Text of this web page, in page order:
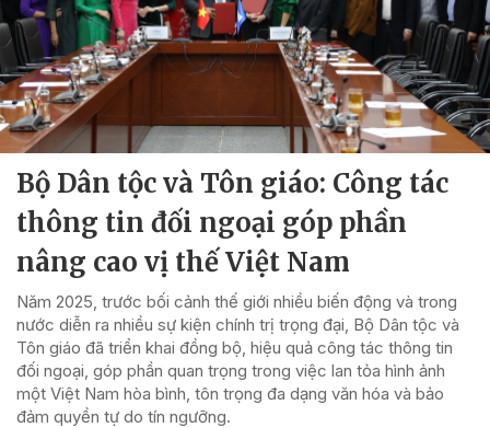
Bộ Dân tộc và Tôn giáo: Công tác
thông tin đối ngoại góp phần
nâng cao vị thế Việt Nam
Năm 2025, trước bối cảnh thế giới nhiều biến động và trong
nước diễn ra nhiều sự kiện chính trị trọng đại, Bộ Dân tộc và
Tôn giáo đã triển khai đồng bộ, hiệu quả công tác thông tin
đối ngoại, góp phần quan trọng trong việc lan tỏa hình ảnh
một Việt Nam hòa bình, tôn trọng đa dạng văn hóa và bảo
đảm quyền tự do tín ngưỡng.